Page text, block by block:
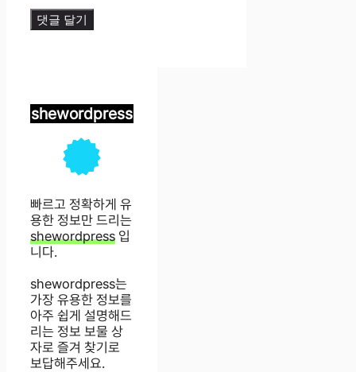
shewordpress
빠르고 정확하게 유
용한 정보만 드리는
shewordpress 입
니다.
shewordpress는
가장 유용한 정보를
아주 쉽게 설명해드
리는 정보 보물 상
자로 즐겨 찾기로
보답해주세요.